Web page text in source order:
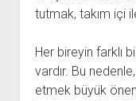
tutmak, takım içi
Her bireyin farklı
vardır. Bu
etmek büyük